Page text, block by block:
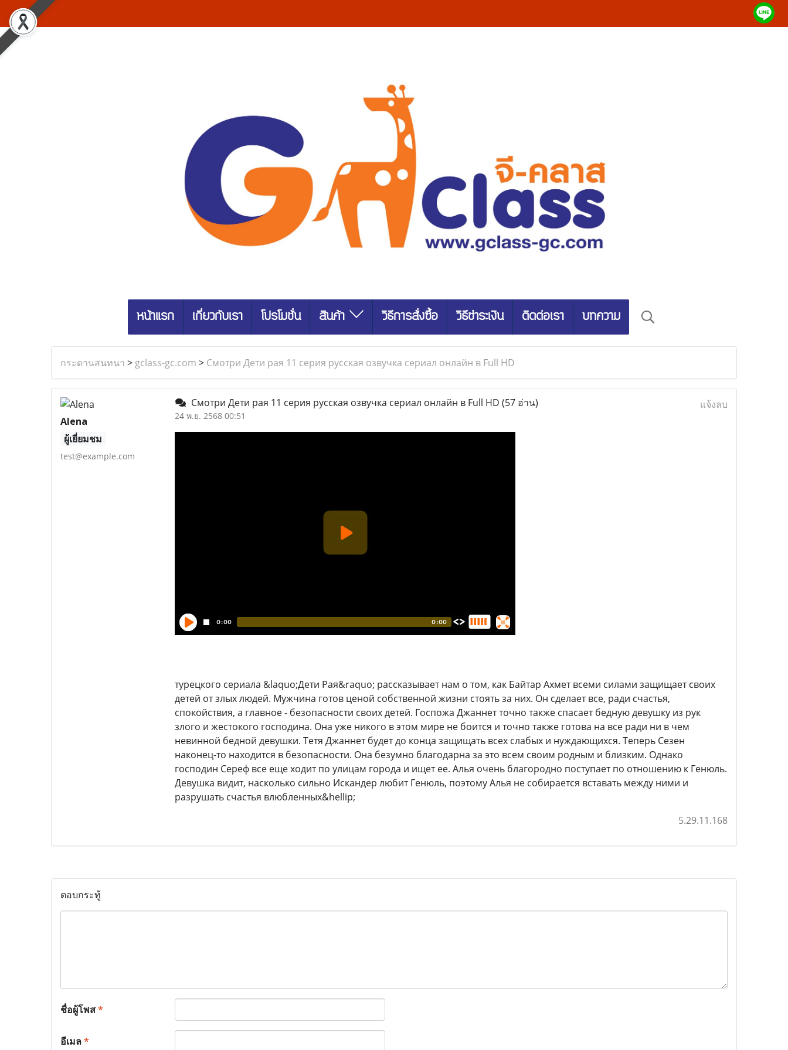
หน้าแรก เกี่ยวกับเรา โปรโมชั่น สินค้า วิธีการสั่งซื้อ วิธีชำระเงิน ติดต่อเรา บทความ
กระดานสนทนา > gclass-gc.com > Смотри Дети рая 11 серия русская озвучка сериал онлайн в Full HD
Alena
ผู้เยี่ยมชม
test@example.com
Смотри Дети рая 11 серия русская озвучка сериал онлайн в Full HD (57 อ่าน)
24 พ.ย. 2568 00:51
แจ้งลบ
турецкого сериала &laquo;Дети Рая&raquo; рассказывает нам о том, как Байтар Ахмет всеми силами защищает своих
детей от злых людей. Мужчина готов ценой собственной жизни стоять за них. Он сделает все, ради счастья,
спокойствия, а главное - безопасности своих детей. Госпожа Джаннет точно также спасает бедную девушку из рук
злого и жестокого господина. Она уже никого в этом мире не боится и точно также готова на все ради ни в чем
невинной бедной девушки. Тетя Джаннет будет до конца защищать всех слабых и нуждающихся. Теперь Сезен
наконец-то находится в безопасности. Она безумно благодарна за это всем своим родным и близким. Однако
господин Сереф все еще ходит по улицам города и ищет ее. Алья очень благородно поступает по отношению к Генюль.
Девушка видит, насколько сильно Искандер любит Генюль, поэтому Алья не собирается вставать между ними и
разрушать счастья влюбленных&hellip;
5.29.11.168
ตอบกระทู้
ชื่อผู้โพส*
อีเมล*